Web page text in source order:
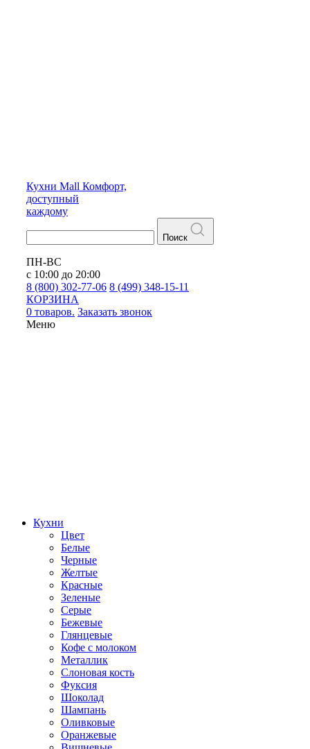
Кухни Mall Комфорт,
доступный
каждому
Поиск
ПН-ВС
с 10:00 до 20:00
8 (800) 302-77-06 8 (499) 348-15-11
КОРЗИНА
0 товаров. Заказать звонок
Меню
Кухни
Цвет
Белые
Черные
Желтые
Красные
Зеленые
Серые
Бежевые
Глянцевые
Кофе с молоком
Металлик
Слоновая кость
Фуксия
Шоколад
Шампань
Оливковые
Оранжевые